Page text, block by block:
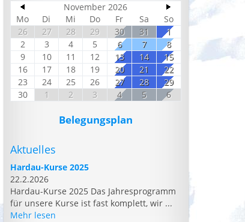
November 2026
Mo
Di Mi Do Fr Sa
So
26
27 28 29 30 31
1
2
3 4 5 6 7
8
9
10 11 12 13 14
15
16
17 18 19 20 21
22
23
24 25 26 27 28
29
30
1 2 3 4 5 6
Belegungsplan
Aktuelles
Hardau-Kurse 2025
22.2.2026
Hardau-Kurse 2025 Das Jahresprogramm
für unsere Kurse ist fast komplett, wir ...
Mehr lesen